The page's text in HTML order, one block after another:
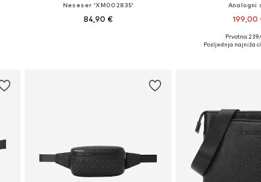
Neseser 'XM002835'
84,90 €
Analogni
199,00
Dostupne
Prvotno:
Posljednja najniža